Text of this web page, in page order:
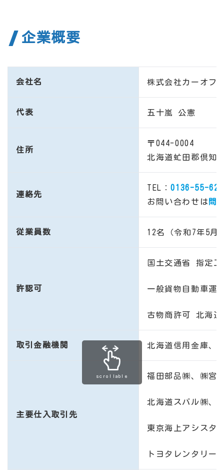
企業概要
会社名 株式会社カーオフ
代表 五十嵐 公憲
住所
〒044-0004
北海道虻田郡倶知
連絡先
TEL：0136-55-
お問い合わせは 問
従業員数 12名（令和7年5月
許認可
国土交通省 指定
一般貨物自動車運
古物商許可 北海
取引金融機関 北海道信用金庫、
主要仕入取引先
福田部品㈱、 ㈱宮
北海道スバル㈱、
東京海上アシスタ
トヨタレンタリー
scrollable